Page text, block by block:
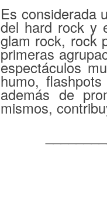
Es considerada
del hard rock y
glam rock, rock
primeras
espectáculos
humo,
además de
mismos,